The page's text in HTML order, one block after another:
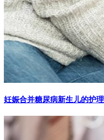
妊娠合并糖尿病新生儿的护理